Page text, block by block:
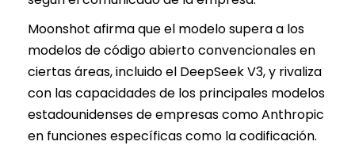
Moonshot afirma que el modelo supera a los
modelos de código abierto convencionales en
ciertas áreas, incluido el DeepSeek V3, y rivaliza
con las capacidades de los principales modelos
estadounidenses de empresas como Anthropic
en funciones específicas como la codificación.